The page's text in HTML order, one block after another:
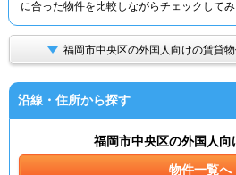
に合った物件を比較しながらチェックしてみ
福岡市中央区の外国人向けの賃貸
沿線・住所から探す
福岡市中央区の外国人向
物件一覧へ